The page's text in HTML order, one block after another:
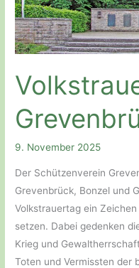
9. November 2025
Der Schützenverein
Grevenbrück, Bonzel und
Volkstrauertag ein
setzen. Dabei gedenken
Krieg und
Toten und Vermissten der